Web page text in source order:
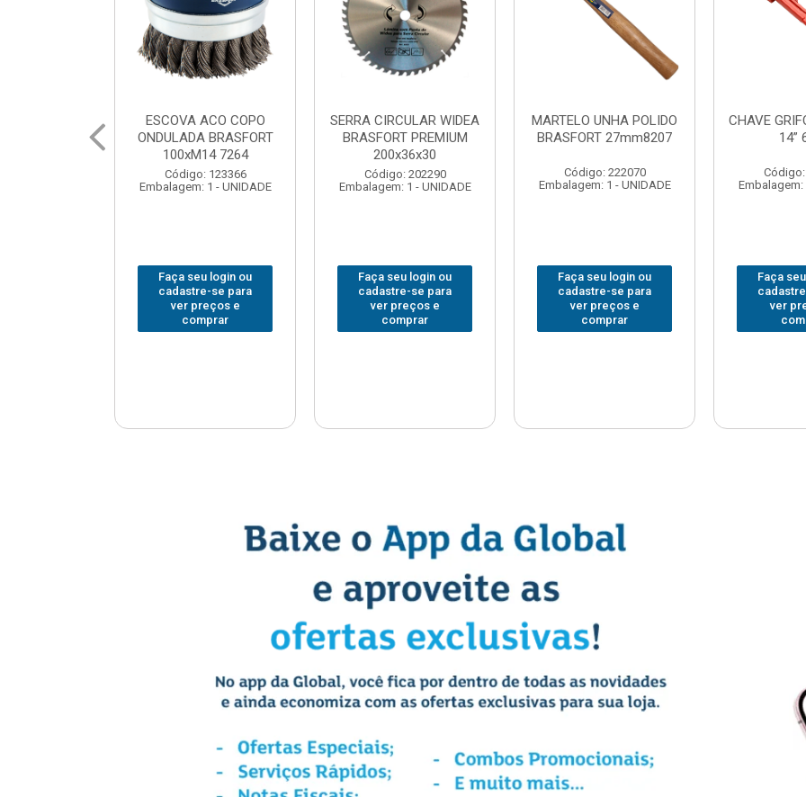
SERRA CIRCULAR WIDEA
BRASFORT PREMIUM
200x36x30
Embalagem: 1 - UNIDADE
Faça seu login ou
cadastre-se para
MARTELO UNHA POLIDO
BRASFORT 27mm8207
Embalagem: 1 - UNIDADE
Faça seu login ou
cadastre-se para
CHAVE GRIFO BRASFORT
14” 6012
Embalagem: 1 - UNIDADE
Faça seu login ou
cadastre-se para
ADAPTADOR PARA
SOQUETE WAFT
Embalagem: 1 - UNIDADE
Faça seu login ou
cadastre-se para